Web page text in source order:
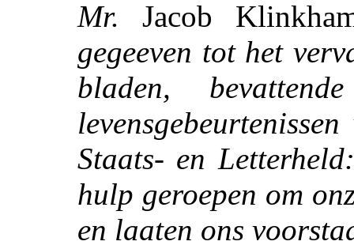
Mr. Jacob
gegeeven tot het
bladen,
Staats- en
hulp geroepen om
en laaten ons